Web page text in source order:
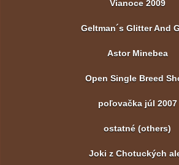
Vianoce 2009
Geltman´s Glitter And
Astor Minebea
Open Single Breed
poľovačka júl 2007
ostatné (others)
Joki z Chotuckých